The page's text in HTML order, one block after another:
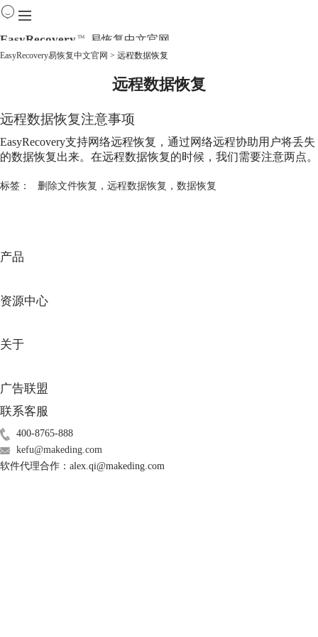
EasyRecovery TM 易恢复中文官网
下载
购买
教程
线下数据恢复
EasyRecovery易恢复中文官网 > 远程数据恢复
远程数据恢复
远程数据恢复注意事项
EasyRecovery支持网络远程恢复，通过网络远程协助用户将丢失
的数据恢复出来。在远程数据恢复的时候，我们需要注意两点。
标签： 删除文件恢复 ， 远程数据恢复 ， 数据恢复
产品
资源中心
关于
广告联盟
联系客服
400-8765-888
kefu@makeding.com
软件代理合作：alex.qi@makeding.com